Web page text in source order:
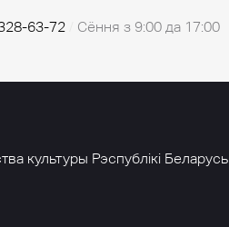
63-72 Сёння з 9:00 да 17:00
культуры Рэспублікі Беларусь